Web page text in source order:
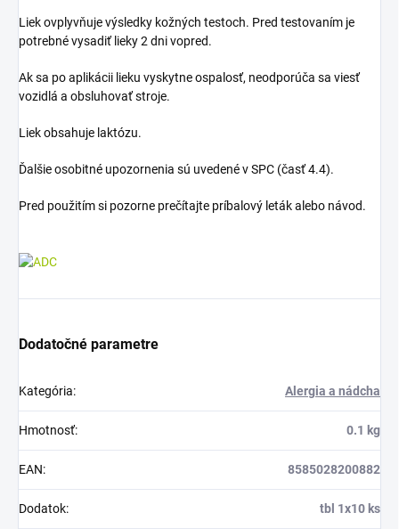
Liek ovplyvňuje výsledky kožných testoch. Pred testovaním je
potrebné vysadiť lieky 2 dni vopred.
Ak sa po aplikácii lieku vyskytne ospalosť, neodporúča sa viesť
vozidlá a obsluhovať stroje.
Liek obsahuje laktózu.
Ďalšie osobitné upozornenia sú uvedené v SPC (časť 4.4).
Pred použitím si pozorne prečítajte príbalový leták alebo návod.
Dodatočné parametre
Kategória: Alergia a nádcha
Hmotnosť: 0.1 kg
EAN: 8585028200882
Dodatok: tbl 1x10 ks